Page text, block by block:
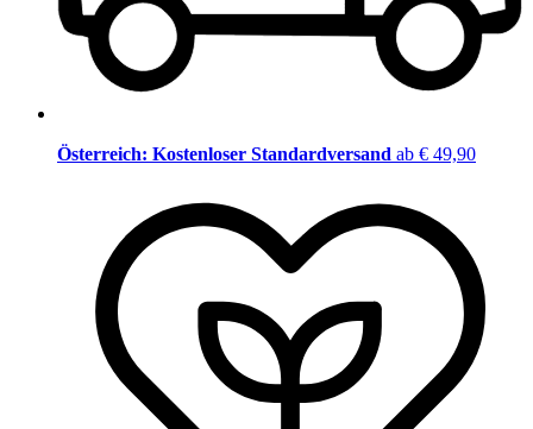
Österreich: Kostenloser Standardversand ab € 49,90